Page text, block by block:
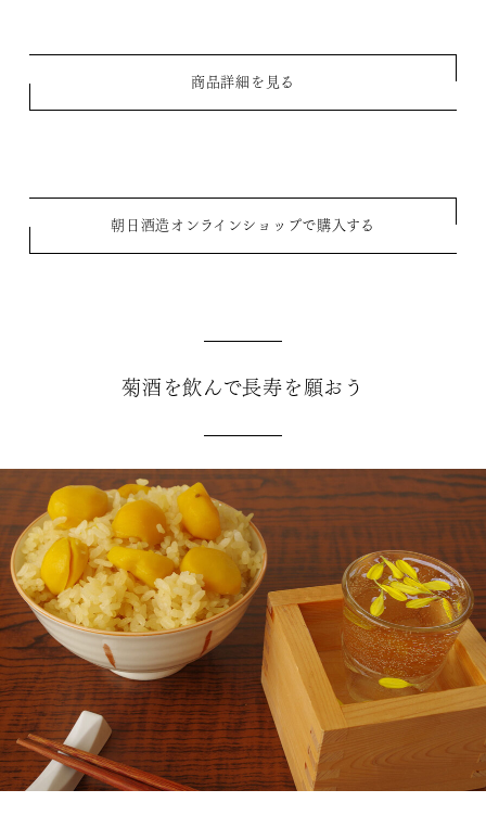
商品詳細を見る
朝日酒造オンラインショップで購入する
菊酒を飲んで長寿を願おう